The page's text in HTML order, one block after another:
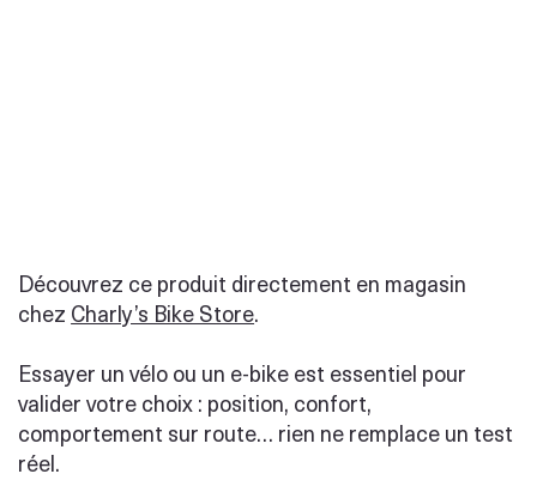
Découvrez ce produit directement en magasin
chez Charly’s Bike Store.
Essayer un vélo ou un e-bike est essentiel pour
valider votre choix : position, confort,
comportement sur route… rien ne remplace un test
réel.